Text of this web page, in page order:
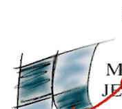
non
identifié